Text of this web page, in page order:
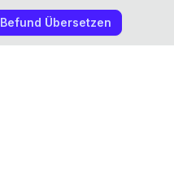
Befund Übersetzen